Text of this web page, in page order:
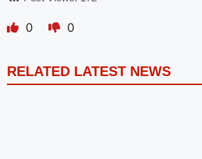
0 0
RELATED LATEST NEWS